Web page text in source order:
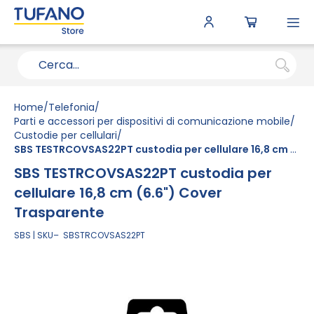
Home Telefonia
Parti e accessori per dispositivi di comunicazione mobile
Custodie per cellulari
SBS TESTRCOVSAS22PT custodia per cellulare 16,8 cm (6.6") Cover Trasparente
SBS TESTRCOVSAS22PT custodia per
cellulare 16,8 cm (6.6") Cover
Trasparente
SBS SKU SBSTRCOVSAS22PT